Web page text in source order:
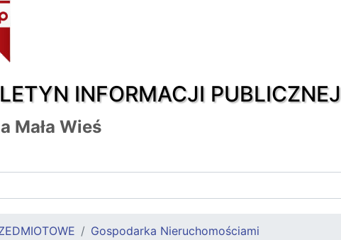
INFORMACJI PUBLICZNEJ
Mała Wieś
Gospodarka Nieruchomościami